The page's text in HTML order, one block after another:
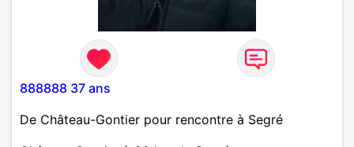
888888 37 ans
De Château-Gontier pour rencontre à Segré